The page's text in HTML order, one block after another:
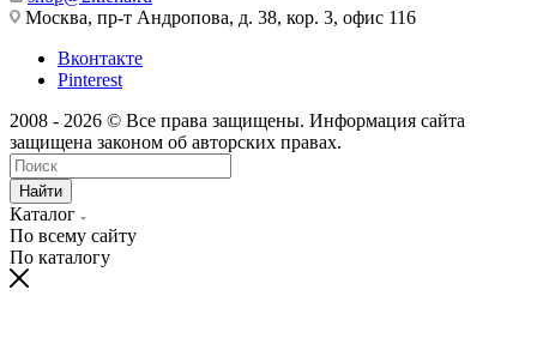
Москва, пр-т Андропова, д. 38, кор. 3, офис 116
Вконтакте
Pinterest
2008 - 2026 © Все права защищены. Информация сайта
защищена законом об авторских правах.
Найти
Каталог
По всему сайту
По каталогу